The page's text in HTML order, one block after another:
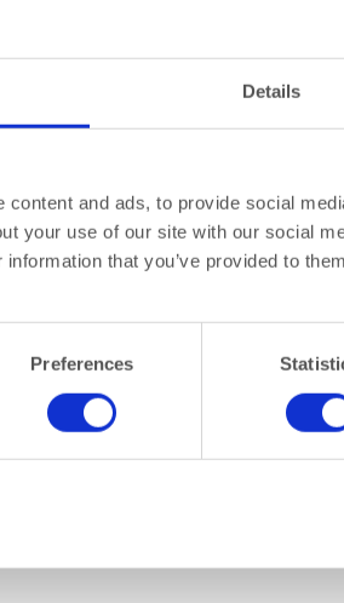
Details
content and ads, to provide social
your use of our site with our social
that you’ve provided to
Preferences
geschikt voor
zachtgekookt
voor een
de Billie collectie
schuift op een
zorgt voor dat